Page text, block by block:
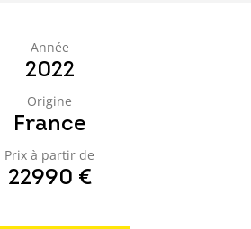
Année
2022
Origine
France
Prix à partir de
22990 €